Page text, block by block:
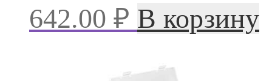
642.00 ₽ В корзину